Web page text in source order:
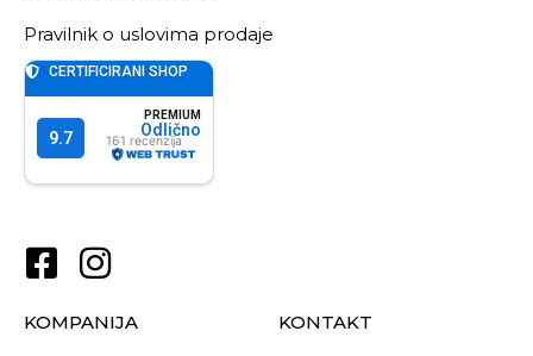
Pravilnik o uslovima prodaje
KOMPANIJA KONTAKT